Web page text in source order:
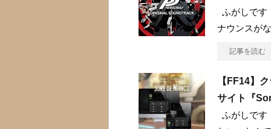
ふがしです
ナウンスが
記事を読む
【FF14】
サイト『
ふがしです